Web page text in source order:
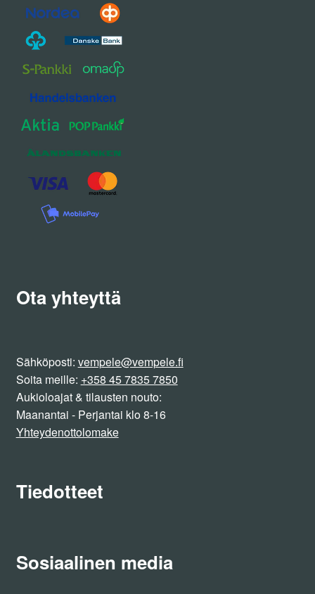
Ota yhteyttä
Sähköposti: vempele@vempele.fi
Soita meille: +358 45 7835 7850
Aukioloajat & tilausten nouto:
Maanantai - Perjantai klo 8-16
Yhteydenottolomake
Tiedotteet
Sosiaalinen media